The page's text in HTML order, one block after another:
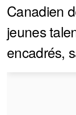
Canadien
jeunes
encadrés,